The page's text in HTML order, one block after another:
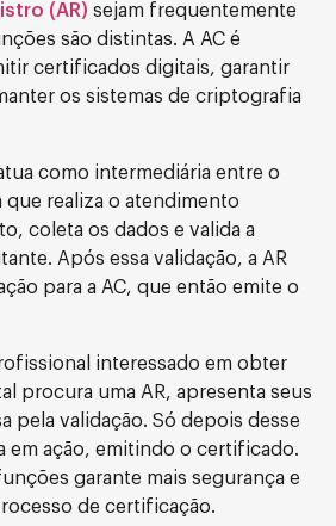
(AR) sejam frequentemente
são distintas. A AC é
certificados digitais, garantir
os sistemas de criptografia
como intermediária entre o
que realiza o atendimento
coleta os dados e valida a
Após essa validação, a AR
para a AC, que então emite o
interessado em obter
procura uma AR, apresenta seus
pela validação. Só depois desse
em ação, emitindo o certificado.
garante mais segurança e
de certificação.